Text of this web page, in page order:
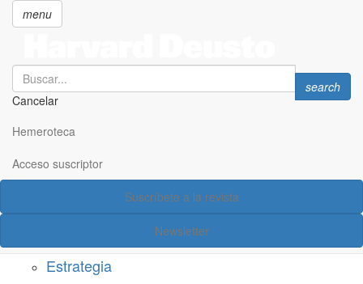
principal
menu
Search
Cancelar
Search
search
Hemeroteca
Acceso suscriptor
Suscríbete a la revista
Newsletter
Acceso suscriptor
Estrategia